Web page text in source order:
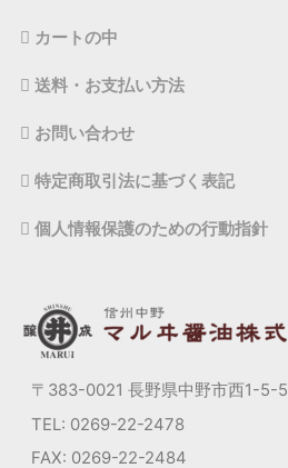
カートの中
送料・お支払い方法
お問い合わせ
特定商取引法に基づく表記
個人情報保護のための行動指針
〒383-0021 長野県中野市西1-5-5
TEL: 0269-22-2478
FAX: 0269-22-2484